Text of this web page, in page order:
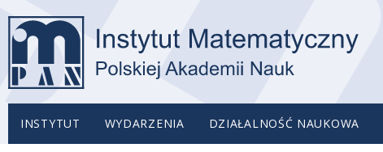
INSTYTUT WYDARZENIA DZIAŁALNOŚĆ NAUKOWA